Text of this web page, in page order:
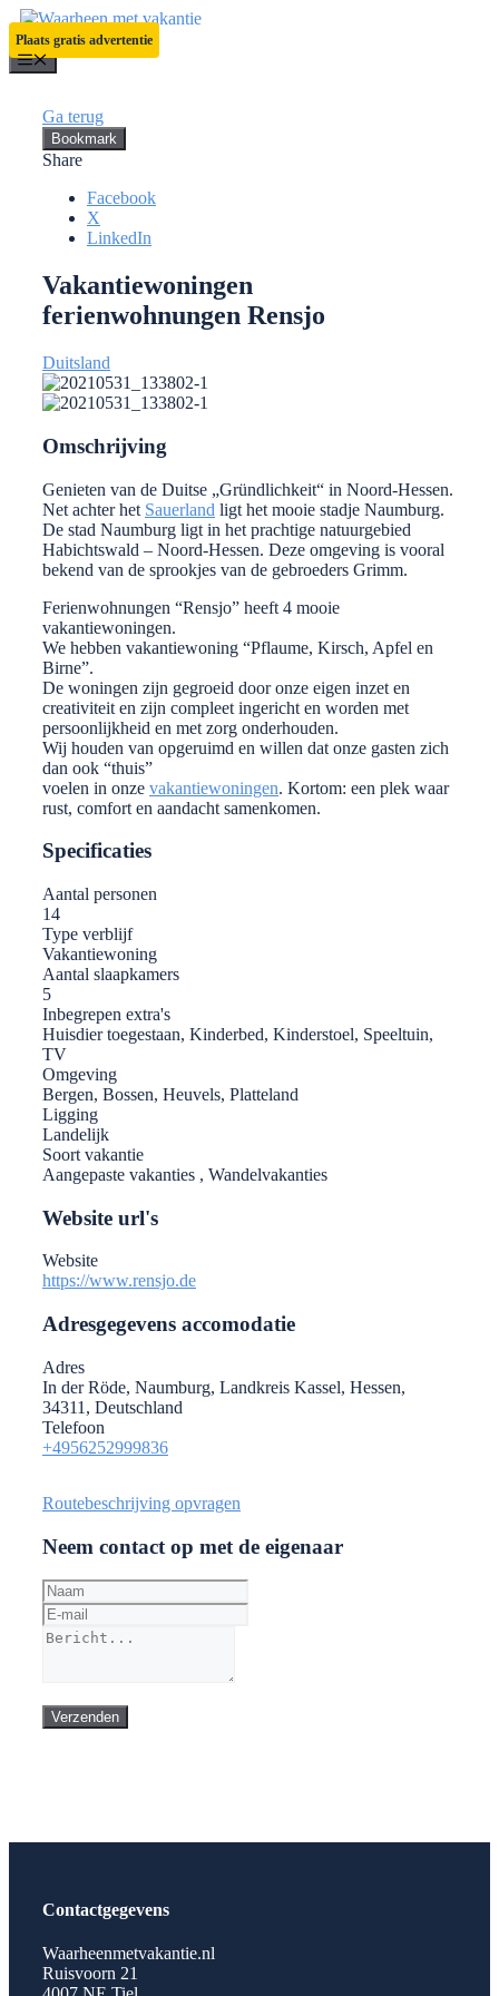
Ga
naar
de
inhoud
Plaats gratis advertentie
Menu
Ga terug
Bookmark
Share
Facebook
X
LinkedIn
Vakantiewoningen
ferienwohnungen Rensjo
Duitsland
Omschrijving
Genieten van de Duitse „Gründlichkeit“ in Noord-Hessen.
Net achter het Sauerland ligt het mooie stadje Naumburg.
De stad Naumburg ligt in het prachtige natuurgebied
Habichtswald – Noord-Hessen. Deze omgeving is vooral
bekend van de sprookjes van de gebroeders Grimm.
Ferienwohnungen “Rensjo” heeft 4 mooie
vakantiewoningen.
We hebben vakantiewoning “Pflaume, Kirsch, Apfel en
Birne”.
De woningen zijn gegroeid door onze eigen inzet en
creativiteit en zijn compleet ingericht en worden met
persoonlijkheid en met zorg onderhouden.
Wij houden van opgeruimd en willen dat onze gasten zich
dan ook “thuis”
voelen in onze vakantiewoningen. Kortom: een plek waar
rust, comfort en aandacht samenkomen.
Specificaties
Aantal personen
14
Type verblijf
Vakantiewoning
Aantal slaapkamers
5
Inbegrepen extra's
Huisdier toegestaan, Kinderbed, Kinderstoel, Speeltuin,
TV
Omgeving
Bergen, Bossen, Heuvels, Platteland
Ligging
Landelijk
Soort vakantie
Aangepaste vakanties , Wandelvakanties
Website url's
Website
https://www.rensjo.de
Adresgegevens accomodatie
Adres
In der Röde, Naumburg, Landkreis Kassel, Hessen,
34311, Deutschland
Telefoon
+4956252999836
Routebeschrijving opvragen
Neem contact op met de eigenaar
Verzenden
Contactgegevens
Waarheenmetvakantie.nl
Ruisvoorn 21